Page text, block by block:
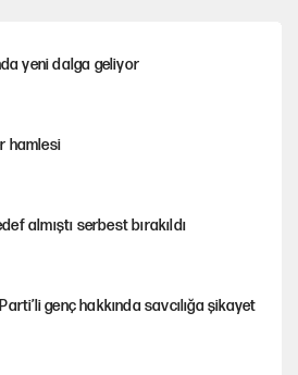
yeni dalga geliyor
hamlesi
almıştı serbest bırakıldı
genç hakkında savcılığa şikayet